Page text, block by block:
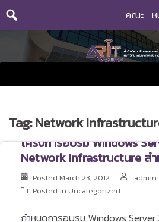
Skip
คณะ
Tag:Network
โครงการอบรม Windows
Network Infrastructure ส
Posted March 23, 2012
admin
Posted in Uncategorized
กำหนดการอบรม Windows